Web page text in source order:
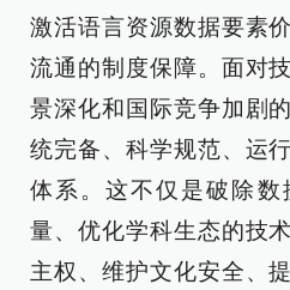
激活语言资源数据要素
流通的制度保障。面对
景深化和国际竞争加剧
统完备、科学规范、运
体系。这不仅是破除
量、优化学科生态的技
主权、维护文化安全、